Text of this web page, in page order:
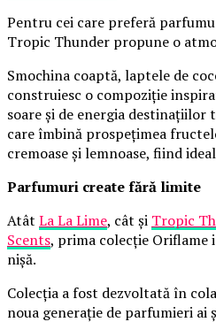
Pentru cei care preferă
Tropic Thunder propune o
Smochina coaptă, laptele de
construiesc o compoziție
soare și de energia destinațiilor
care îmbină prospețimea
cremoase și lemnoase, fiind
Parfumuri create fără limite
Atât La La Lime, cât și Tropic
Scents, prima colecție Oriflame
nișă.
Colecția a fost dezvoltată în
noua generație de parfumieri ai